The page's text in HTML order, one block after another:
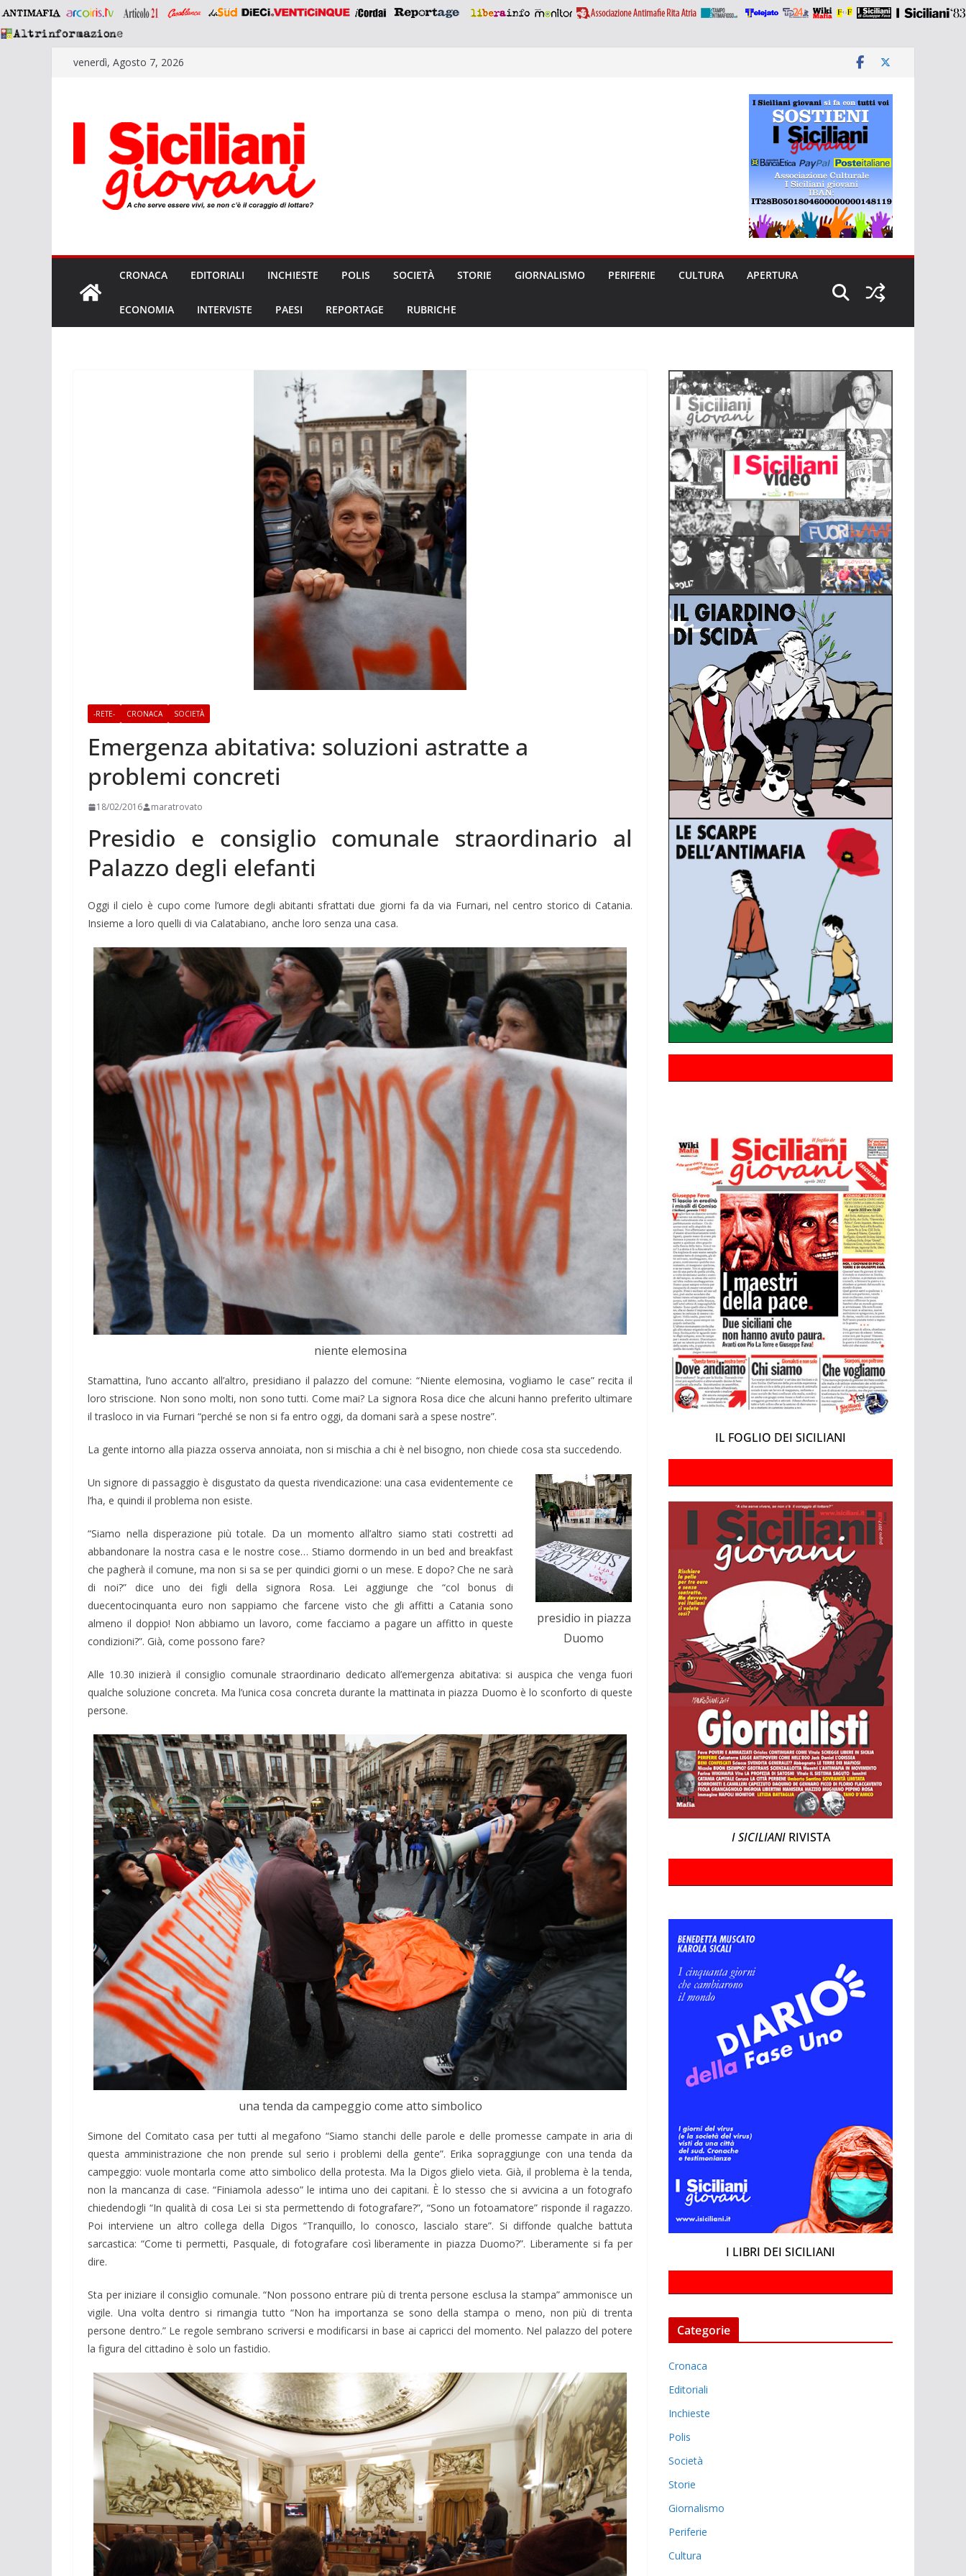
Saltavenerdì, Agosto 7, 2026
CRONACA EDITORIALI INCHIESTE POLIS SOCIETÀ STORIE GIORNALISMO PERIFERIE CULTURA APERTURA
ECONOMIA INTERVISTE PAESI REPORTAGE RUBRICHE
-RETE- CRONACA SOCIETÀ
Emergenza abitativa: soluzioni astratte a
problemi concreti
18/02/2016 maratrovato
Presidio e consiglio comunale straordinario al
Palazzo degli elefanti
Oggi il cielo è cupo come l’umore degli abitanti sfrattati due giorni fa da via Furnari, nel centro storico di Catania.
Insieme a loro quelli di via Calatabiano, anche loro senza una casa.
niente elemosina
Stamattina, l’uno accanto all’altro, presidiano il palazzo del comune: “Niente elemosina, vogliamo le case” recita il
loro striscione. Non sono molti, non sono tutti. Come mai? La signora Rosa dice che alcuni hanno preferito ultimare
il trasloco in via Furnari “perché se non si fa entro oggi, da domani sarà a spese nostre”.
La gente intorno alla piazza osserva annoiata, non si mischia a chi è nel bisogno, non chiede cosa sta succedendo.
presidio in piazza
Duomo
Un signore di passaggio è disgustato da questa rivendicazione: una casa evidentemente ce
l’ha, e quindi il problema non esiste.
“Siamo nella disperazione più totale. Da un momento all’altro siamo stati costretti ad
abbandonare la nostra casa e le nostre cose… Stiamo dormendo in un bed and breakfast
che pagherà il comune, ma non si sa se per quindici giorni o un mese. E dopo? Che ne sarà
di noi?” dice uno dei figli della signora Rosa. Lei aggiunge che “col bonus di
duecentocinquanta euro non sappiamo che farcene visto che gli affitti a Catania sono
almeno il doppio! Non abbiamo un lavoro, come facciamo a pagare un affitto in queste
condizioni?”. Già, come possono fare?
Alle 10.30 inizierà il consiglio comunale straordinario dedicato all’emergenza abitativa: si auspica che venga fuori
qualche soluzione concreta. Ma l’unica cosa concreta durante la mattinata in piazza Duomo è lo sconforto di queste
persone.
una tenda da campeggio come atto simbolico
Simone del Comitato casa per tutti al megafono “Siamo stanchi delle parole e delle promesse campate in aria di
questa amministrazione che non prende sul serio i problemi della gente”. Erika sopraggiunge con una tenda da
campeggio: vuole montarla come atto simbolico della protesta. Ma la Digos glielo vieta. Già, il problema è la tenda,
non la mancanza di case. “Finiamola adesso” le intima uno dei capitani. È lo stesso che si avvicina a un fotografo
chiedendogli “In qualità di cosa Lei si sta permettendo di fotografare?”, “Sono un fotoamatore” risponde il ragazzo.
Poi interviene un altro collega della Digos “Tranquillo, lo conosco, lascialo stare”. Si diffonde qualche battuta
sarcastica: “Come ti permetti, Pasquale, di fotografare così liberamente in piazza Duomo?”. Liberamente si fa per
dire.
Sta per iniziare il consiglio comunale. “Non possono entrare più di trenta persone esclusa la stampa” ammonisce un
vigile. Una volta dentro si rimangia tutto “Non ha importanza se sono della stampa o meno, non più di trenta
persone dentro.” Le regole sembrano scriversi e modificarsi in base ai capricci del momento. Nel palazzo del potere
la figura del cittadino è solo un fastidio.
IL FOGLIO DEI SICILIANI
I SICILIANIRIVISTA
I LIBRI DEI SICILIANI
Categorie
Cronaca
Editoriali
Inchieste
Polis
Società
Storie
Giornalismo
Periferie
Cultura